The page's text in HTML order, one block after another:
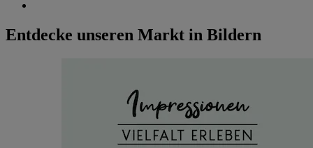
Entdecke unseren Markt in Bildern